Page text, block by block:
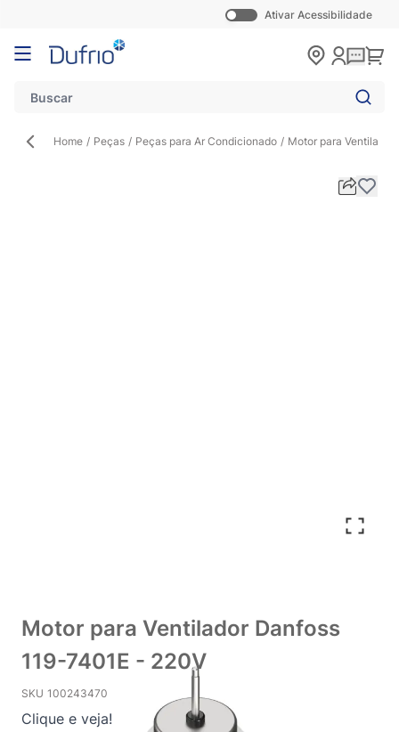
Ativar Acessibilidade
Pular para o conteúdo
Home / Peças / Peças para Ar Condicionado / Motor para
Motor para Ventilador Danfoss
119-7401E - 220V
SKU 100243470
Clique e veja!